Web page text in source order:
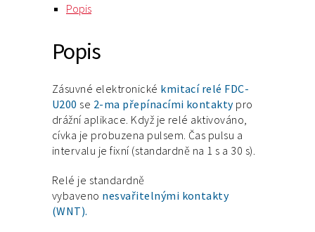
Popis
Popis
Zásuvné elektronické kmitací relé FDC-
U200 se 2-ma přepínacími kontaktypro
drážní aplikace. Když je relé aktivováno,
cívka je probuzena pulsem. Čas pulsu a
intervalu je fixní (standardně na 1 s a 30 s).
Relé je standardně
vybaveno nesvařitelnými kontakty
(WNT).